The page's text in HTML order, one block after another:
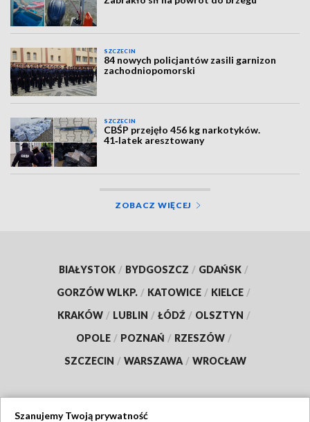
SZCZECIN
84 nowych policjantów zasili garnizon
zachodniopomorski
SZCZECIN
CBŚP przejęło 456 kg narkotyków.
41‑latek aresztowany
ZOBACZ WIĘCEJ
BIAŁYSTOK / BYDGOSZCZ / GDAŃSK /
GORZÓW WLKP. / KATOWICE / KIELCE /
KRAKÓW / LUBLIN / ŁÓDŹ / OLSZTYN /
OPOLE / POZNAŃ / RZESZÓW /
SZCZECIN / WARSZAWA / WROCŁAW
Szanujemy Twoją prywatność